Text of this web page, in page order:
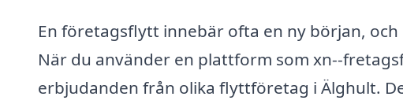
En företagsflytt innebär ofta en ny början,
När du använder en plattform som xn--
erbjudanden från olika flyttföretag i Älghult.